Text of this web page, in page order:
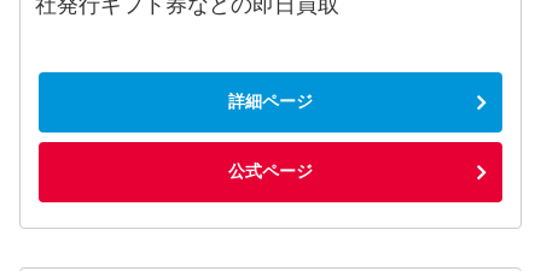
社発行ギフト券などの即日買取
詳細ページ
公式ページ